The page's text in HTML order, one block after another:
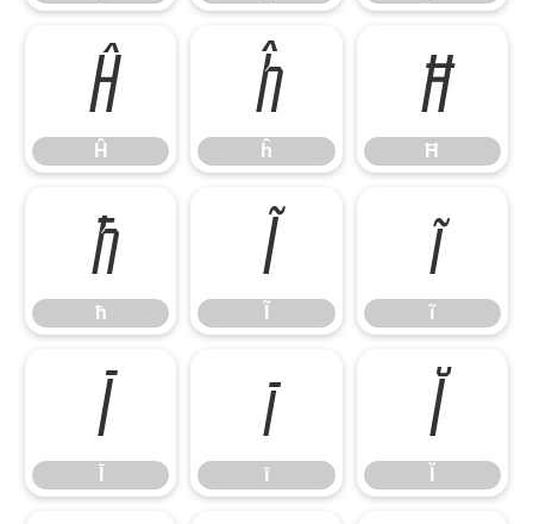
Ĥ
Ĥ
ĥ
ĥ
Ħ
Ħ
ħ
ħ
Ĩ ĩ
ĩ
Ī ī
ī
Ĭ